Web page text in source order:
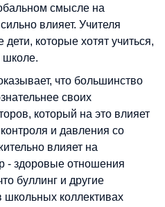
смысле на
влияет. Учителя
которые хотят учиться,
школе.
что большинство
своих
который на это влияет
и давления со
влияет на
- здоровые отношения
буллинг и другие
коллективах